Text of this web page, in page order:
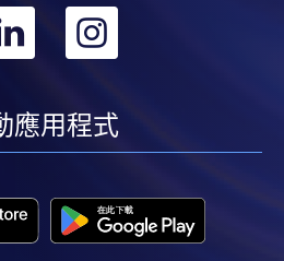
轉
linkedin
轉
應用程式